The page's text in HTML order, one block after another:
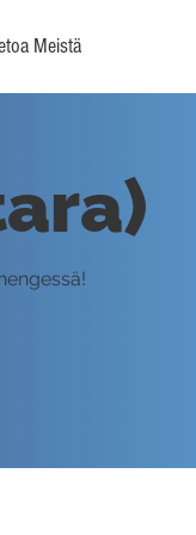
Meistä